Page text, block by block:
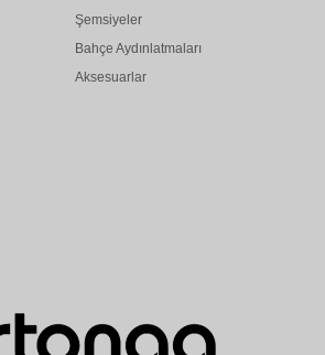
Şemsiyeler
Bahçe Aydınlatmaları
Aksesuarlar